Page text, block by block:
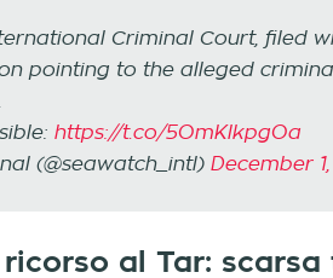
Criminal Court, filed
pointing to the alleged
https://t.co/5OmKlkpgOa
(@seawatch_intl) December
al Tar: scarsa